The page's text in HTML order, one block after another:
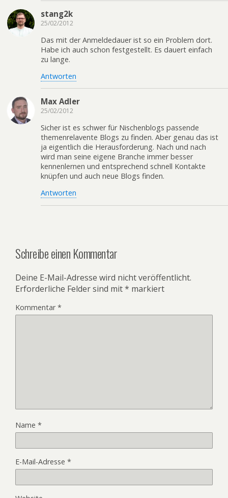
stang2k
25/02/2012
Das mit der Anmeldedauer ist so ein Problem dort.
Habe ich auch schon festgestellt. Es dauert einfach
zu lange.
Antworten
Max Adler
25/02/2012
Sicher ist es schwer für Nischenblogs passende
themenrelavente Blogs zu finden. Aber genau das ist
ja eigentlich die Herausforderung. Nach und nach
wird man seine eigene Branche immer besser
kennenlernen und entsprechend schnell Kontakte
knüpfen und auch neue Blogs finden.
Antworten
Schreibe einen Kommentar
Deine E-Mail-Adresse wird nicht veröffentlicht.
Erforderliche Felder sind mit* markiert
Kommentar*
Name *
E-Mail-Adresse *